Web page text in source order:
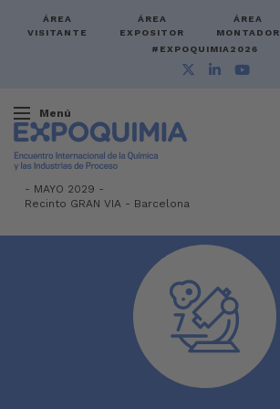
ÁREA
VISITANTE
ÁREA
EXPOSITOR
ÁREA
MONTADOR
#EXPOQUIMIA2026
Menú
- MAYO 2029 -
Recinto GRAN VIA - Barcelona